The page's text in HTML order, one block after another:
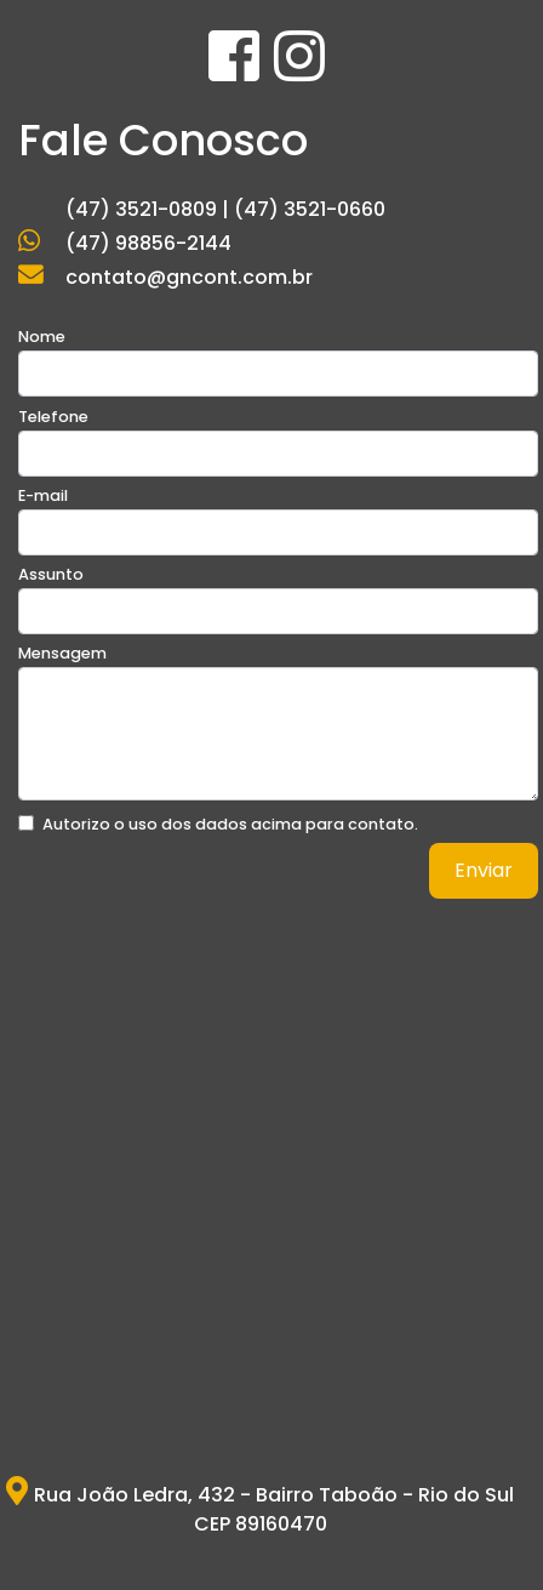
Fale Conosco
(47) 3521-0809 | (47) 3521-0660
(47) 98856-2144
contato@gncont.com.br
Nome
Telefone
E-mail
Assunto
Mensagem
Autorizo o uso dos dados acima para contato.
Enviar
Rua João Ledra, 432 - Bairro Taboão - Rio do Sul
CEP 89160470